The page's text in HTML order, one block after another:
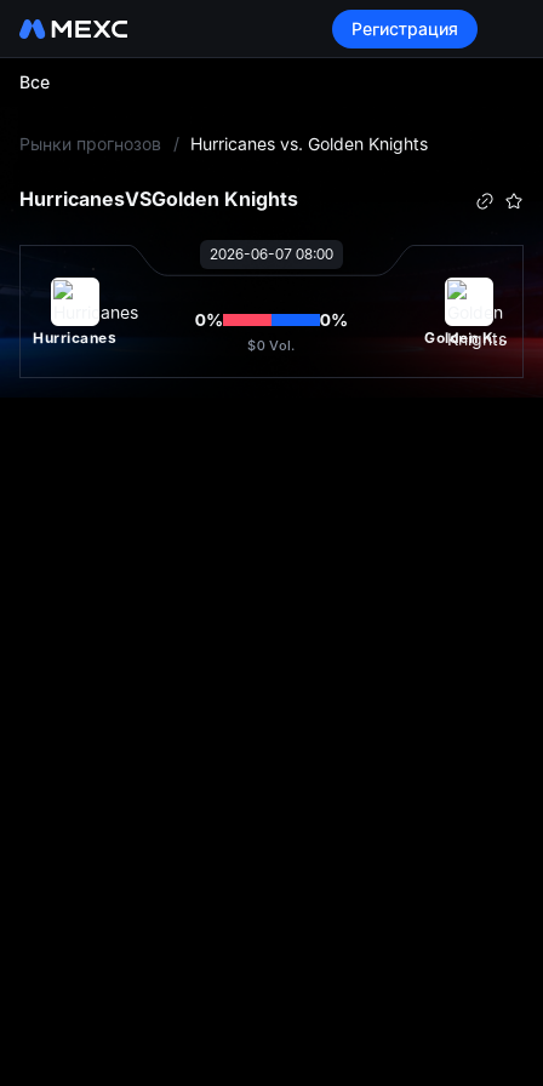
Регистрация
Все
Рынки прогнозов / Hurricanes vs. Golden Knights
HurricanesVSGolden Knights
2026-06-07 08:00
Hurricanes
0% 0%
$0 Vol. Golden Knights